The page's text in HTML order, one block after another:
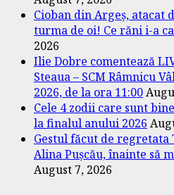
Cioban din Argeș, atacat
turma de oi! Ce răni i-a
2026
Ilie Dobre comentează
Steaua – SCM Râmnicu
2026, de la ora 11:00
Cele 4 zodii care sunt
la finalul anului 2026
Gestul făcut de
Alina Pușcău, înainte să
August 7, 2026